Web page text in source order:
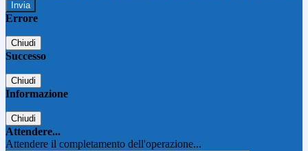
Errore
Chiudi
Successo
Chiudi
Informazione
Chiudi
Attendere...
Attendere il completamento dell'operazione...